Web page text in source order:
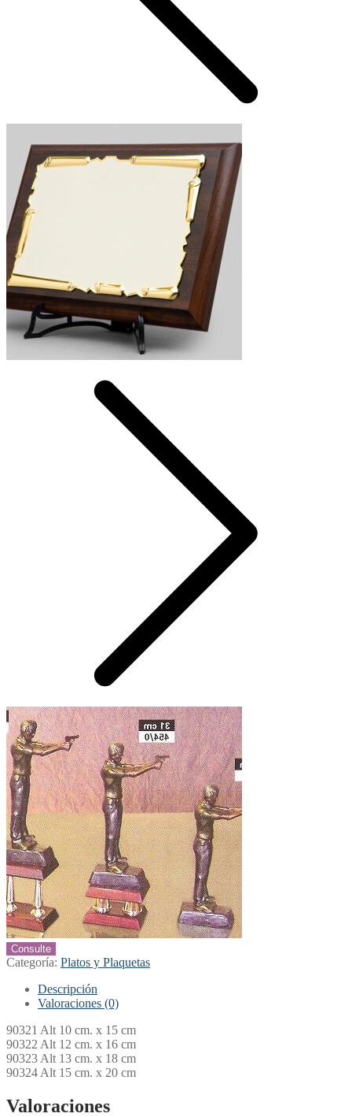
Consulte
Categoría: Platos y Plaquetas
Descripción
Valoraciones (0)
90321 Alt 10 cm. x 15 cm
90322 Alt 12 cm. x 16 cm
90323 Alt 13 cm. x 18 cm
90324 Alt 15 cm. x 20 cm
Valoraciones